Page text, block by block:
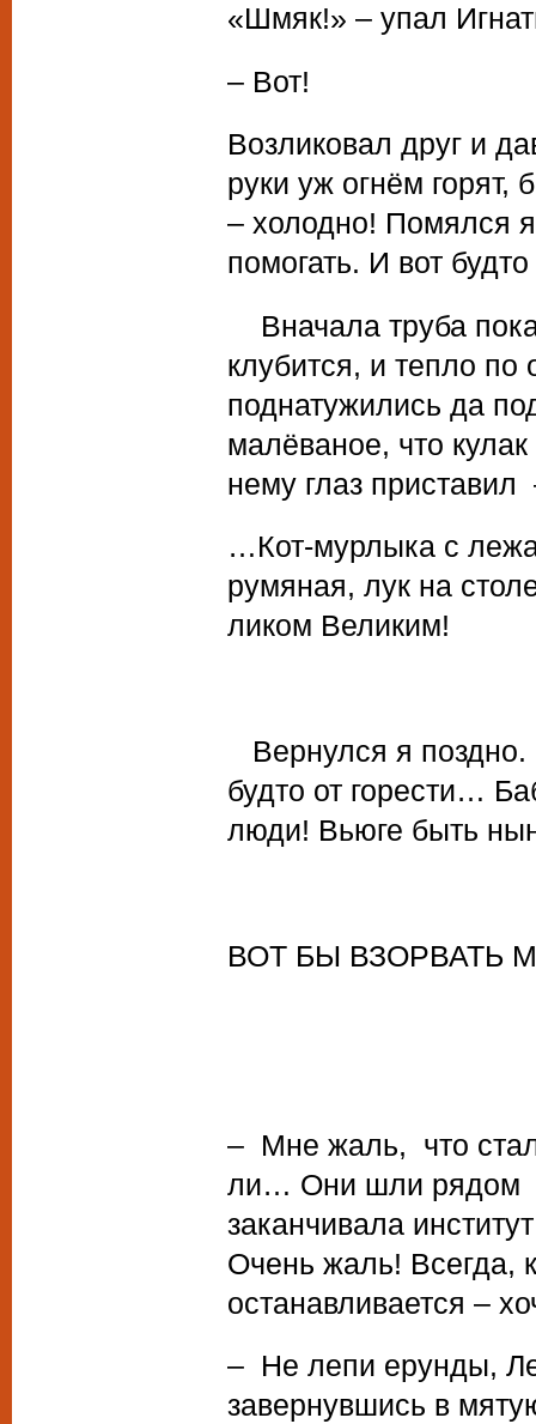
«Шмяк!» – упал
– Вот!
Возликовал друг и
руки уж огнём горят,
– холодно! Помялся
помогать. И вот
Вначала труба
клубится, и тепло
поднатужились да
малёваное, что
нему глаз
…Кот-мурлыка с
румяная, лук на
ликом Великим!
Вернулся я поздно.
будто от горести…
люди! Вьюге быть
ВОТ БЫ ВЗОРВАТЬ
– Мне жаль, что
ли… Они шли рядом
заканчивала
Очень жаль! Всегда,
останавливается –
– Не лепи ерунды,
завернувшись в